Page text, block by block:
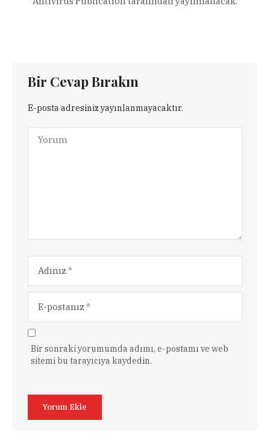
Bir Cevap Bırakın
E-posta adresiniz yayınlanmayacaktır.
Bir sonraki yorumumda adımı, e-postamı ve web
sitemi bu tarayıcıya kaydedin.